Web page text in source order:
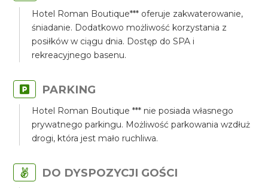
Hotel Roman Boutique*** oferuje zakwaterowanie,
śniadanie. Dodatkowo możliwość korzystania z
posiłków w ciągu dnia. Dostęp do SPA i
rekreacyjnego basenu.
PARKING
Hotel Roman Boutique *** nie posiada własnego
prywatnego parkingu. Możliwość parkowania wzdłuż
drogi, która jest mało ruchliwa.
DO DYSPOZYCJI GOŚCI